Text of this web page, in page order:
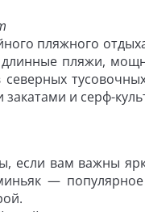
пляжного
длинные пляжи,
и серф-
если вам важны
—